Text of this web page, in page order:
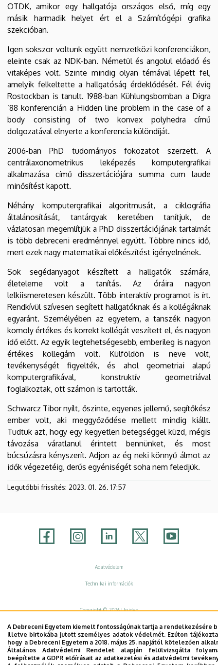
OTDK, amikor egy hallgatója országos első, míg egy
másik harmadik helyet ért el a Számítógépi grafika
szekcióban.
Igen sokszor voltunk együtt nemzetközi konferenciákon,
eleinte csak az NDK-ban. Németül és angolul előadó és
vitaképes volt. Szinte mindig olyan témával lépett fel,
amelyik felkeltette a hallgatóság érdeklődését. Fél évig
Rostockban is tanult. 1988-ban Kühlungsbornban a Digra
’88 konferencián a Hidden line problem in the case of a
body consisting of two konvex polyhedra című
dolgozatával elnyerte a konferencia különdíját.
2006-ban PhD tudományos fokozatot szerzett. A
centrálaxonometrikus leképezés komputergrafikai
alkalmazása című disszertációjára summa cum laude
minősítést kapott.
Néhány komputergrafikai algoritmusát, a ciklográfia
általánosítását, tantárgyak keretében tanítjuk, de
vázlatosan megemlítjük a PhD disszertációjának tartalmát
is több debreceni eredménnyel együtt. Többre nincs idő,
mert ezek nagy matematikai előkészítést igényelnének.
Sok segédanyagot készített a hallgatók számára,
életeleme volt a tanítás. Az óráira nagyon
lelkiismeretesen készült. Több interaktív programot is írt.
Rendkívül szívesen segített hallgatóknak és a kollégáknak
egyaránt. Személyében az egyetem, a tanszék nagyon
komoly értékes és korrekt kollégát veszített el, és nagyon
idő előtt. Az egyik legtehetségesebb, emberileg is nagyon
értékes kollegám volt. Külföldön is neve volt,
tevékenységét figyelték, és ahol geometriai alapú
komputergrafikával, konstruktív geometriával
foglalkoztak, ott számon is tartották.
Schwarcz Tibor nyílt, őszinte, egyenes jellemű, segítőkész
ember volt, aki meggyőződése mellett mindig kiállt.
Tudtuk azt, hogy egy kegyetlen betegséggel küzd, mégis
távozása váratlanul érintett bennünket, és most
búcsúzásra kényszerít. Adjon az ég neki könnyű álmot az
idők végezetéig, derűs egyéniségét soha nem feledjük.
Legutóbbi frissítés: 2023. 01. 26. 17:57
Adatvédelem
Technikai információk
Copyright © 2026 Unideb
A Debreceni Egyetem kiemelt fontosságúnak tartja a rendelkezésére
illetve birtokába jutott személyes adatok védelmét. Ezúton
hogy a Debreceni Egyetem a 2018. május 25. napjától kötelezően
Általános Adatvédelmi Rendelet alapján felülvizsgálta
beépítette a GDPR előírásait az adatkezelési és adatvédelmi